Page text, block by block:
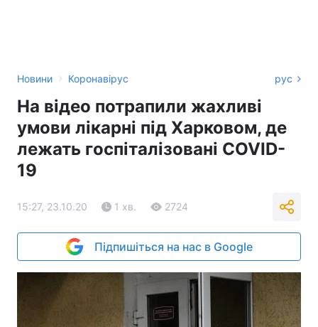
Новини › Коронавірус рус
На відео потрапили жахливі
умови лікарні під Харковом, де
лежать госпіталізовані COVID-
19
15:27, 23.10.20 1 хв. 2724
Підпишіться на нас в Google